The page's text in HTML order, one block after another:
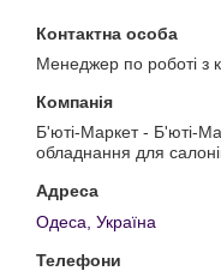
Менеджер по роботі з
Б'юті-Маркет - Б'юті-
обладнання для
Одеса, Україна